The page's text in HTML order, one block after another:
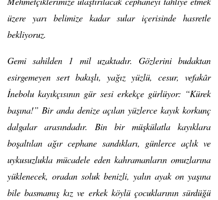
üzere yarı belimize kadar sular içerisinde hasretle
bekliyoruz.
Gemi sahilden 1 mil uzaktadır. Gözlerini budaktan
esirgemeyen sert bakışlı, yağız yüzlü, cesur, vefakâr
İnebolu kayıkçısının gür sesi erkekçe gürlüyor: “Kürek
başına!” Bir anda denize açılan yüzlerce kayık korkunç
dalgalar arasındadır. Bin bir müşkülatla kayıklara
boşaltılan ağır cephane sandıkları, günlerce açlık ve
uykusuzlukla mücadele eden kahramanların omuzlarına
yüklenecek, oradan soluk benizli, yalın ayak on yaşına
bile basmamış kız ve erkek köylü çocuklarının sürdüğü